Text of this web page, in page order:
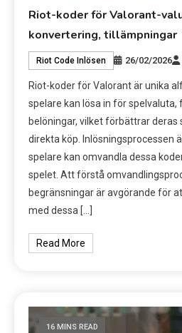
Riot-koder för Valorant-
konvertering, tillämpningar
Riot Code Inlösen 26/02/2026
Riot-koder för Valorant är unika
spelare kan lösa in för spelvaluta,
belöningar, vilket förbättrar deras
direkta köp. Inlösningsprocessen
spelare kan omvandla dessa
spelet. Att förstå
begränsningar är avgörande för
med dessa […]
Read More
16 MINS READ